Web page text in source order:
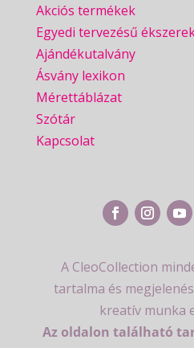
Akciós termékek
Egyedi tervezésű
Ajándékutalvány
Ásvány lexikon
Mérettáblázat
Szótár
Kapcsolat
A CleoCollection
tartalma és
kreatív munka
Az oldalon található